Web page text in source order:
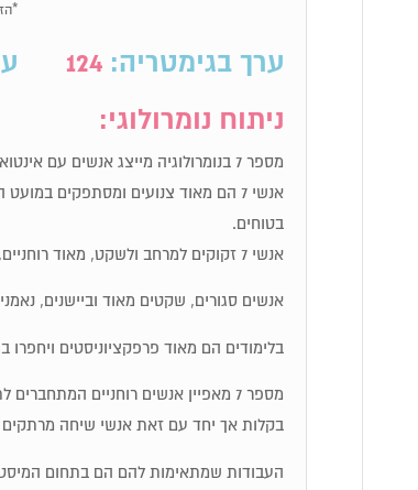
ערך בגימטריה: 124
ניתוח נומרולוגי:
מספר 7 בנומרולוגיה מייצג אנשים עם אינטואיציה טובה אשר פועלים לפי תחושת הבטן שלהם.
אנשי 7 הם מאוד צנועים ומסתפקים
בטוחים.
אנשי 7 זקוקים למרחב ולשקט, מאוד רוחניים, אנשים אינטליגנטיים הפועלים לפי אינטואיציה.
אנשים סגורים, שקטים מאוד וביישנים,
בלימודים הם מאוד פרפקציוניסטים
מספר 7 מאפיין אנשים רוחניים
בקלות אך יחד עם זאת אנשי שיחה מרתקים
העבודות שמתאימות להם הם בתחום